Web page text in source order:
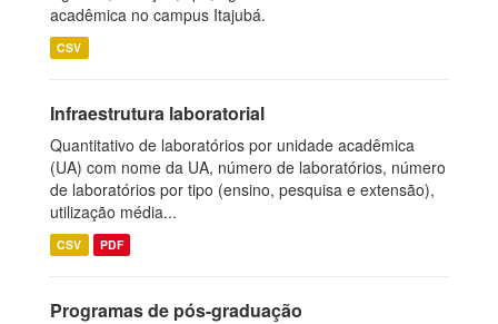
acadêmica no campus Itajubá.
CSV
Infraestrutura laboratorial
Quantitativo de laboratórios por unidade acadêmica
(UA) com nome da UA, número de laboratórios, número
de laboratórios por tipo (ensino, pesquisa e extensão),
utilização média...
CSV PDF
Programas de pós-graduação